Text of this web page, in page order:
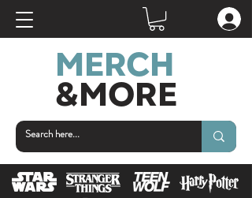
MERCH
&MORE